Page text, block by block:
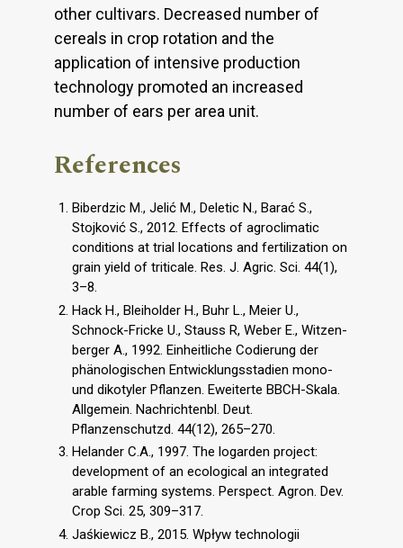
other cultivars. Decreased number of
cereals in crop rotation and the
application of intensive production
technology promoted an increased
number of ears per area unit.
References
Biberdzic M., Jelić M., Deletic N., Barać S.,
Stojković S., 2012. Effects of agroclimatic
conditions at trial locations and fertilization on
grain yield of triticale. Res. J. Agric. Sci. 44(1),
3–8.
Hack H., Bleiholder H., Buhr L., Meier U.,
Schnock-Fricke U., Stauss R, Weber E., Witzen-
berger A., 1992. Einheitliche Codierung der
phänologischen Entwicklungsstadien mono-
und dikotyler Pflanzen. Eweiterte BBCH-Skala.
Allgemein. Nachrichtenbl. Deut.
Pflanzenschutzd. 44(12), 265–270.
Helander C.A., 1997. The logarden project:
development of an ecological an integrated
arable farming systems. Perspect. Agron. Dev.
Crop Sci. 25, 309–317.
Jaśkiewicz B., 2015. Wpływ technologii